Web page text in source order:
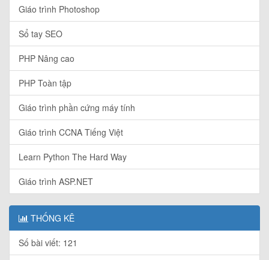
Giáo trình Photoshop
Sổ tay SEO
PHP Nâng cao
PHP Toàn tập
Giáo trình phần cứng máy tính
Giáo trình CCNA Tiếng Việt
Learn Python The Hard Way
Giáo trình ASP.NET
THỐNG KÊ
Số bài viết: 121